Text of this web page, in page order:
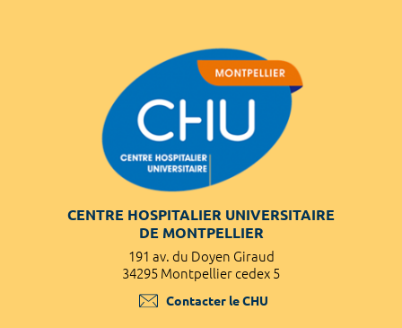
CENTRE HOSPITALIER UNIVERSITAIRE
DE MONTPELLIER
191 av. du Doyen Giraud
34295 Montpellier cedex 5
Contacter le CHU